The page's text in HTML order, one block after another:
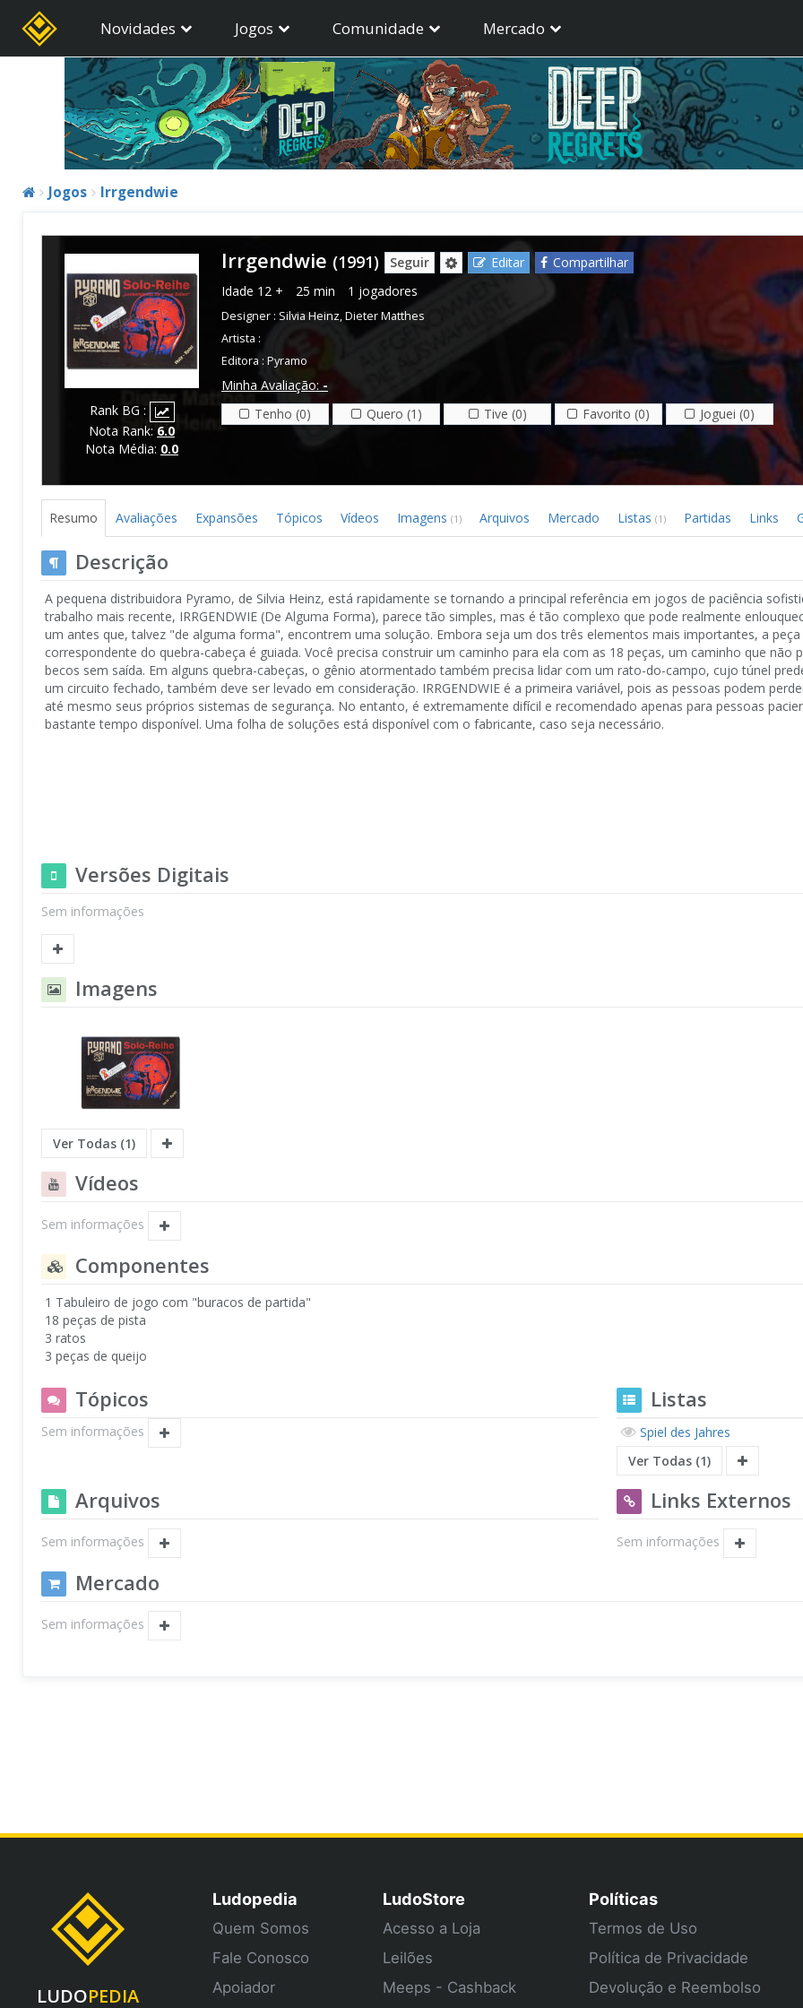
Novidades Jogos Comunidade Mercado
Jogos Irrgendwie
Rank BG :
Nota Rank: 6.0
Nota Média: 0.0
Irrgendwie (1991) Seguir Editar
Compartilhar
Idade 12 + 25 min 1 jogadores
Designer : Silvia Heinz,Dieter Matthes
Artista :
Editora : Pyramo
Minha Avaliação: -
Tenho (0)
Quero (1) Tive (0) Favorito (0) Joguei (0)
Resumo Avaliações Expansões Tópicos Vídeos Imagens (1) Arquivos Mercado Listas (1) Partidas Links
Descrição
A pequena distribuidora Pyramo, de Silvia Heinz, está rapidamente se tornando a principal referência em jogos de paciência
trabalho mais recente, IRRGENDWIE (De Alguma Forma), parece tão simples, mas é tão complexo que pode realmente
um antes que, talvez "de alguma forma", encontrem uma solução. Embora seja um dos três elementos mais importantes, a peça
correspondente do quebra-cabeça é guiada. Você precisa construir um caminho para ela com as 18 peças, um caminho que não
becos sem saída. Em alguns quebra-cabeças, o gênio atormentado também precisa lidar com um rato-do-campo, cujo túnel
um circuito fechado, também deve ser levado em consideração. IRRGENDWIE é a primeira variável, pois as pessoas podem
até mesmo seus próprios sistemas de segurança. No entanto, é extremamente difícil e recomendado apenas para pessoas
bastante tempo disponível. Uma folha de soluções está disponível com o fabricante, caso seja necessário.
Versões Digitais
Sem informações
Imagens
Ver Todas (1)
Vídeos
Sem informações
Componentes
1 Tabuleiro de jogo com "buracos de partida"
18 peças de pista
3 ratos
3 peças de queijo
Tópicos
Sem informações
Listas
Spiel des Jahres
Ver Todas (1)
Arquivos
Sem informações
Links Externos
Sem informações
Mercado
Sem informações
LUDOPEDIA
Ludopedia
Quem Somos
Fale Conosco
Apoiador
LudoStore
Acesso a Loja
Leilões
Meeps - Cashback
Políticas
Termos de Uso
Política de Privacidade
Devolução e Reembolso